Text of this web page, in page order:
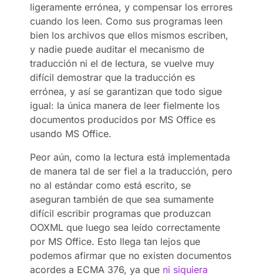
ligeramente errónea, y compensar los errores
cuando los leen. Como sus programas leen
bien los archivos que ellos mismos escriben,
y nadie puede auditar el mecanismo de
traducción ni el de lectura, se vuelve muy
difícil demostrar que la traducción es
errónea, y así se garantizan que todo sigue
igual: la única manera de leer fielmente los
documentos producidos por MS Office es
usando MS Office.
Peor aún, como la lectura está implementada
de manera tal de ser fiel a la traducción, pero
no al estándar como está escrito, se
aseguran también de que sea sumamente
difícil escribir programas que produzcan
OOXML que luego sea leído correctamente
por MS Office. Esto llega tan lejos que
podemos afirmar que no existen documentos
acordes a ECMA 376, ya que ni siquiera